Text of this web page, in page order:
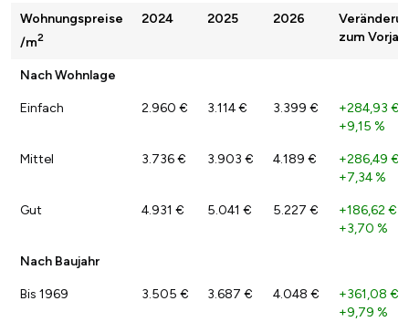
Wohnungspreise
/m2
2024 2025 2026
zum
Nach Wohnlage
Einfach 2.960 € 3.114 € 3.399 € +284,93 €
+9,15 %
Mittel 3.736 € 3.903 € 4.189 € +286,49 €
+7,34 %
Gut 4.931 € 5.041 € 5.227 € +186,62 €
+3,70 %
Nach Baujahr
Bis 1969 3.505 € 3.687 € 4.048 € +361,08 €
+9,79 %